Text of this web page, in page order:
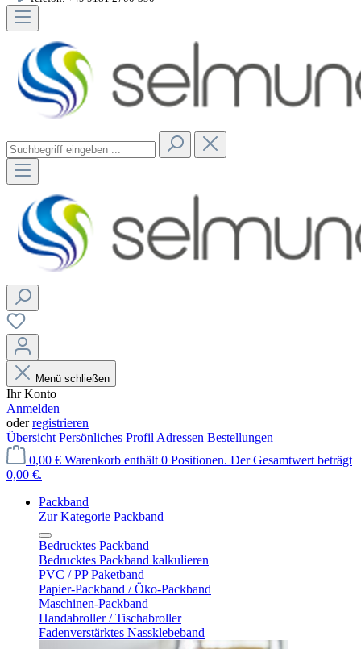
Menü schließen
Ihr Konto
Anmelden
oderregistrieren
Übersicht Persönliches Profil Adressen Bestellungen
0,00 € Warenkorb enthält 0 Positionen. Der Gesamtwert beträgt
0,00 €.
Packband
Zur Kategorie Packband
Bedrucktes Packband
Bedrucktes Packband kalkulieren
PVC / PP Paketband
Papier-Packband / Öko-Packband
Maschinen-Packband
Handabroller / Tischabroller
Fadenverstärktes Nassklebeband